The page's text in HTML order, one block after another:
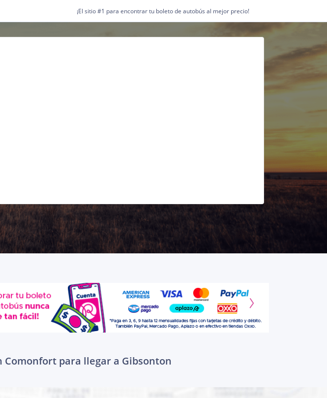
¡El sitio #1 para encontrar tu boleto de autobús al mejor precio!
para llegar a Gibsonton